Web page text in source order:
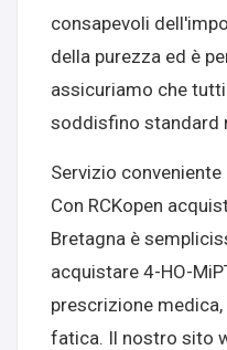
consapevoli
della purezza ed è
assicuriamo che
soddisfino standard
Servizio conveniente
Con RCKopen
Bretagna è
acquistare 4-HO-
prescrizione
fatica. Il nostro sito